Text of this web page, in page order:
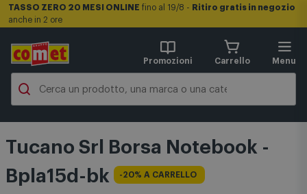
TASSO ZERO 20 MESI ONLINE fino al 19/8 - Ritiro gratis in negozio
anche in 2 ore
Promozioni Carrello Menu
Tucano Srl Borsa Notebook -
Bpla15d-bk
-20% A CARRELLO